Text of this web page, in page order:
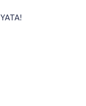
YATA!